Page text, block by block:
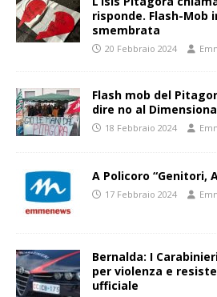
risponde. Flash-Mob
smembrata
20 Febbraio 2024
Flash mob del
dire no al
18 Febbraio 2024
A Policoro “Genitori,
17 Febbraio 2024
Bernalda: I
per violenza e
ufficiale